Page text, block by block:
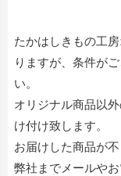
たかはしきもの工
りますが、条件が
い。
オリジナル商品以
け付け致します。
お届けした商品が
弊社までメールや